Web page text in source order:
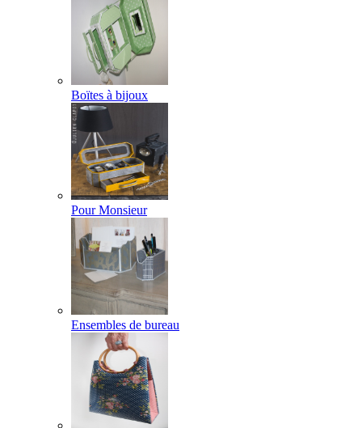
Boïtes à bijoux
Pour Monsieur
Ensembles de bureau